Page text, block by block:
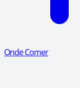
Onde Comer